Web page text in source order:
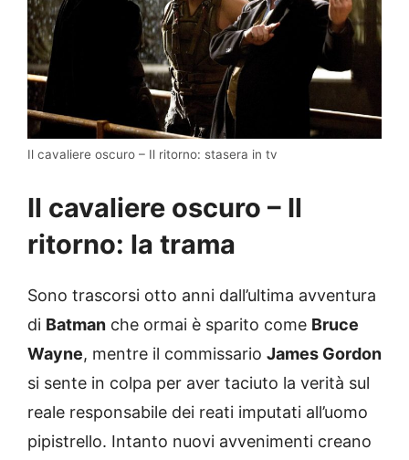
Il cavaliere oscuro – Il ritorno: stasera in tv
Il cavaliere oscuro – Il
ritorno: la trama
Sono trascorsi otto anni dall’ultima avventura
di Batman che ormai è sparito come Bruce
Wayne, mentre il commissario James Gordon
si sente in colpa per aver taciuto la verità sul
reale responsabile dei reati imputati all’uomo
pipistrello. Intanto nuovi avvenimenti creano